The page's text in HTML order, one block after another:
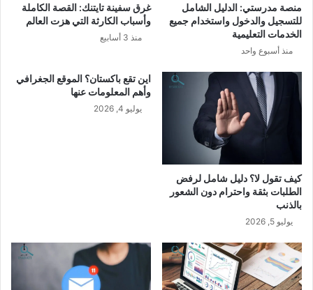
منصة مدرستي: الدليل الشامل
للتسجيل والدخول واستخدام جميع
الخدمات التعليمية
منذ أسبوع واحد
غرق سفينة تايتنك: القصة الكاملة
وأسباب الكارثة التي هزت العالم
منذ 3 أسابيع
كيف تقول لا؟ دليل شامل لرفض
الطلبات بثقة واحترام دون الشعور
بالذنب
يوليو 5, 2026
اين تقع باكستان؟ الموقع الجغرافي
وأهم المعلومات عنها
يوليو 4, 2026